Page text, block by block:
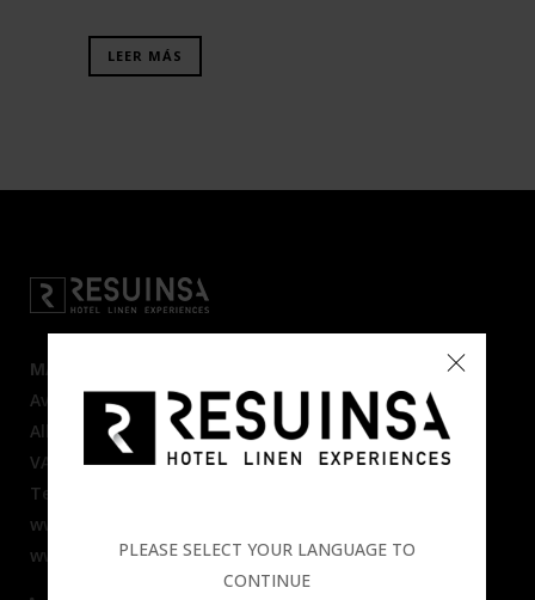
LEER MÁS
MAIN OFFICES
Av. Mare Nostrum, 50
Alboraya 46120
VALENCIA - SPAIN
Tel: + 34 96 391 68 05
www.resuinsa.com
www.resuinsahome.com
PLEASE SELECT YOUR LANGUAGE TO
CONTINUE